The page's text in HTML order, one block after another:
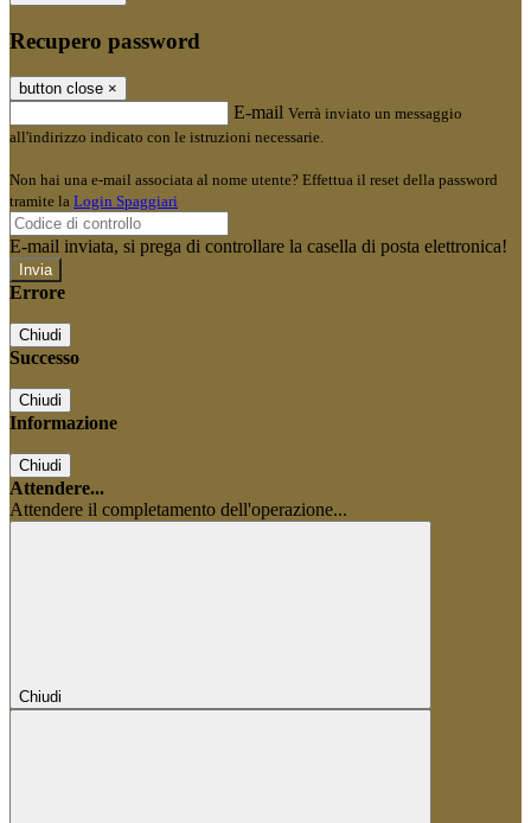
Recupero password
button close ×
E-mail Verrà inviato un messaggio
all'indirizzo indicato con le istruzioni necessarie.
Non hai una e-mail associata al nome utente? Effettua il reset della password
tramite la Login Spaggiari
E-mail inviata, si prega di controllare la casella di posta elettronica!
Errore
Chiudi
Successo
Chiudi
Informazione
Chiudi
Attendere...
Attendere il completamento dell'operazione...
Chiudi